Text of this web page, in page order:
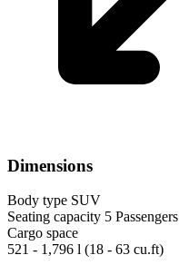
Dimensions
Body type SUV
Seating capacity 5 Passengers
Cargo space
521 - 1,796 l (18 - 63 cu.ft)